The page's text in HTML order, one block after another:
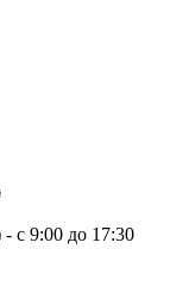
с 9:00 до 17:30